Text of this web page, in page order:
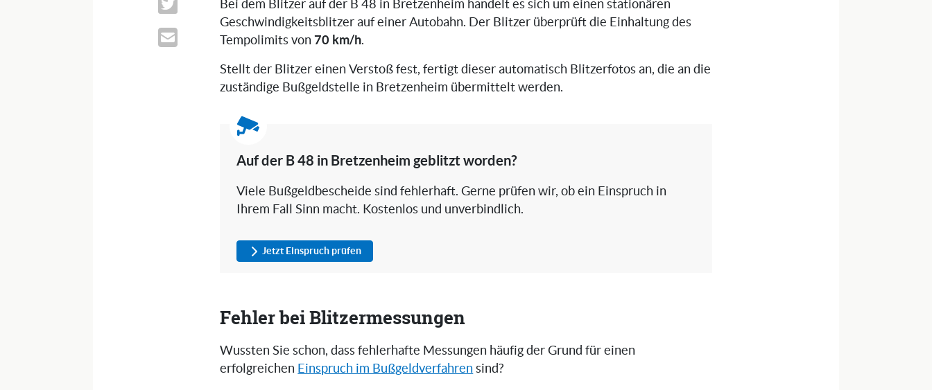
Bei dem Blitzer auf der B 48 in Bretzenheim handelt es sich um einen stationären
Geschwindigkeitsblitzer auf einer Autobahn. Der Blitzer überprüft die Einhaltung des
Tempolimits von70 km/h.
Stellt der Blitzer einen Verstoß fest, fertigt dieser automatisch Blitzerfotos an, die an die
zuständige Bußgeldstelle in Bretzenheim übermittelt werden.
Auf der B 48 in Bretzenheim geblitzt worden?
Viele Bußgeldbescheide sind fehlerhaft. Gerne prüfen wir, ob ein Einspruch in
Ihrem Fall Sinn macht. Kostenlos und unverbindlich.
Jetzt Einspruch prüfen
Fehler bei Blitzermessungen
Wussten Sie schon, dass fehlerhafte Messungen häufig der Grund für einen
erfolgreichen Einspruch im Bußgeldverfahren sind?